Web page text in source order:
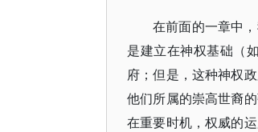
在前面的一章中
是建立在神权基础（
府；但是，这种神权
他们所属的崇高世裔
在重要时机，权威的